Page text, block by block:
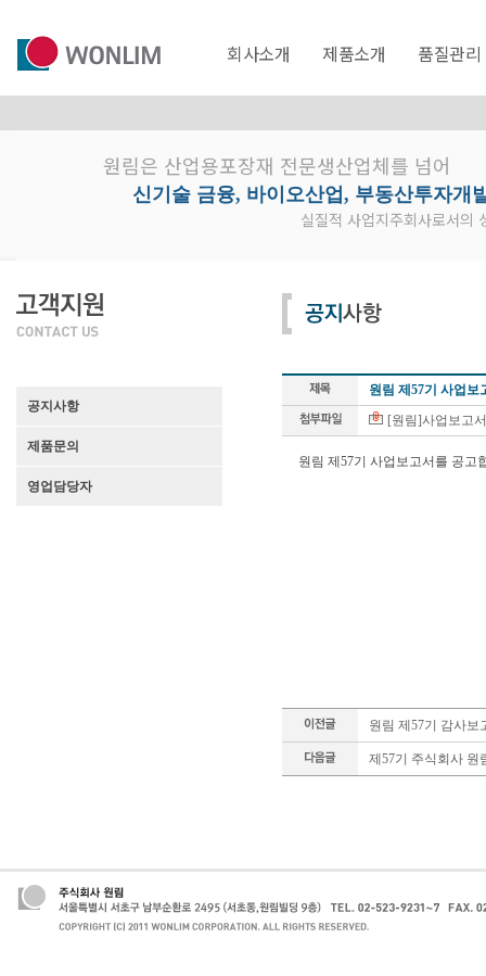
회사소개 제품소개 품질관리
원림은 산업용포장재 전문생산업체를 넘어
신기술 금융, 바이오산업, 부동산투자개
실질적 사업지주회사로서의
공지사항
제품문의
영업담당자
원림 제57기 사업보
[원림]사업보고
원림 제57기 사업보고서를 공고
원림 제57기 감사보
제57기 주식회사 원